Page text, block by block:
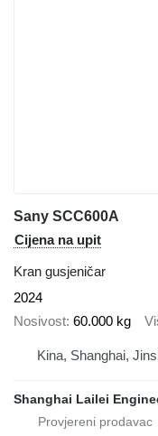
Sany SCC600A
Cijena na upit
Kran gusjeničar
2024
Nosivost 60.000 kg
Kina, Shanghai,
Shanghai Lailei